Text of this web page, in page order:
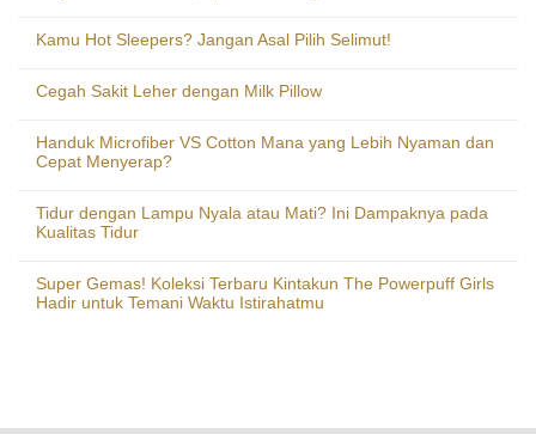
Kamu Hot Sleepers? Jangan Asal Pilih Selimut!
Cegah Sakit Leher dengan Milk Pillow
Handuk Microfiber VS Cotton Mana yang Lebih Nyaman dan
Cepat Menyerap?
Tidur dengan Lampu Nyala atau Mati? Ini Dampaknya pada
Kualitas Tidur
Super Gemas! Koleksi Terbaru Kintakun The Powerpuff Girls
Hadir untuk Temani Waktu Istirahatmu